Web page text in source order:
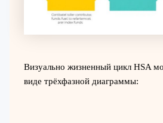
Визуально жизненный цикл HSA
виде трёхфазной диаграммы: